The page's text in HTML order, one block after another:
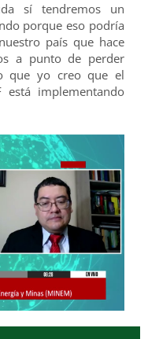
sí tendremos un
porque eso podría
país que hace
a punto de perder
que yo creo que el
implementando